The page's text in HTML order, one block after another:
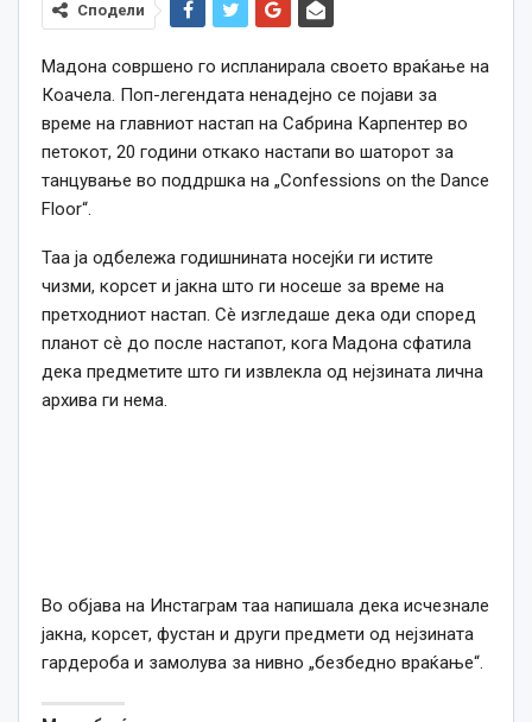
Сподели
Мадона совршено го испланирала своето враќање на
Коачела. Поп-легендата ненадејно се појави за
време на главниот настап на Сабрина Карпентер во
петокот, 20 години откако настапи во шаторот за
танцување во поддршка на „Confessions on the Dance
Floor“.
Таа ја одбележа годишнината носејќи ги истите
чизми, корсет и јакна што ги носеше за време на
претходниот настап. Сè изгледаше дека оди според
планот сè до после настапот, кога Мадона сфатила
дека предметите што ги извлекла од нејзината лична
архива ги нема.
Во објава на Инстаграм таа напишала дека исчезнале
јакна, корсет, фустан и други предмети од нејзината
гардероба и замолува за нивно „безбедно враќање“.